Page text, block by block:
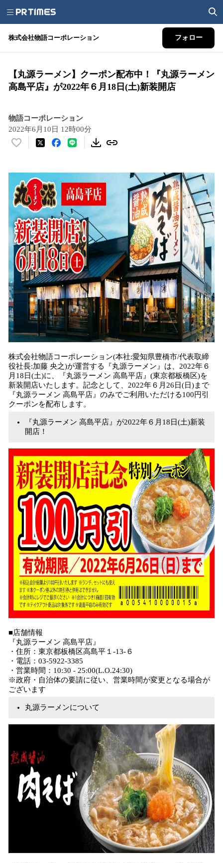
株式会社物語コーポレーション フォロー
【丸源ラーメン】クーポン配布中！『丸源ラーメン
高島平店』が2022年６月18日(土)新装開店
物語コーポレーション
2022年6月10日 12時00分
い
！
数
を
読
み
込
み
中
で
す
株式会社物語コーポレーション(本社:愛知県豊橋市/代表取締
役社長:加藤 央之)が運営する『丸源ラーメン』は、2022年６
月18日(土)に、『丸源ラーメン 高島平店』(東京都板橋区)を
新装開店いたします。記念として、2022年６⽉26⽇(日)まで
『丸源ラーメン 高島平店』のみでご利⽤いただける100円引
クーポンを配布します。
『丸源ラーメン 高島平店』が2022年６月18日(土)新装
開店！
■店舗情報
『丸源ラーメン 高島平店』
・住所：東京都板橋区高島平１-13-６
・電話：03-5922-3385
・営業時間：10:30 - 25:00(L.O.24:30)
※政府・自治体の要請に従い、営業時間が変更となる場合が
ございます
丸源ラーメンについて